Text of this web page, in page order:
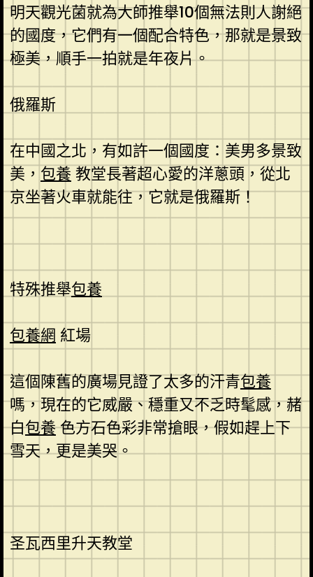
明天觀光菌就為大師推舉10個無法則人謝絕
的國度，它們有一個配合特色，那就是景致
極美，順手一拍就是年夜片。
俄羅斯
在中國之北，有如許一個國度：美男多景致
美， 包養 教堂長著超心愛的洋蔥頭，從北
京坐著火車就能往，它就是俄羅斯！
特殊推舉包養
包養網 紅場
這個陳舊的廣場見證了太多的汗青包養
嗎，現在的它威嚴、穩重又不乏時髦感，赭
白包養色方石色彩非常搶眼，假如趕上下
雪天，更是美哭。
圣瓦西里升天教堂